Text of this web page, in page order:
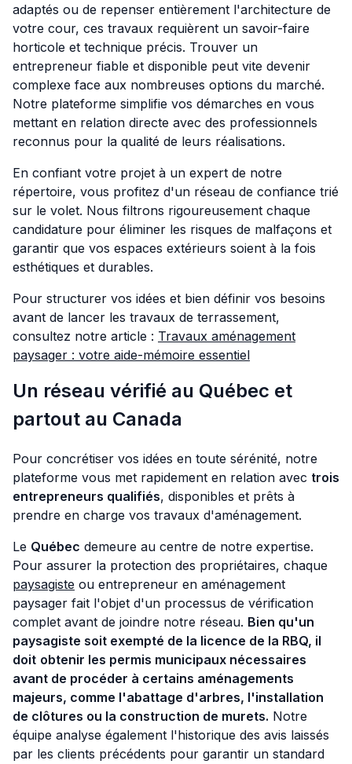
adaptés ou de repenser entièrement l'architecture de
votre cour, ces travaux requièrent un savoir-faire
horticole et technique précis. Trouver un
entrepreneur fiable et disponible peut vite devenir
complexe face aux nombreuses options du marché.
Notre plateforme simplifie vos démarches en vous
mettant en relation directe avec des professionnels
reconnus pour la qualité de leurs réalisations.
En confiant votre projet à un expert de notre
répertoire, vous profitez d'un réseau de confiance trié
sur le volet. Nous filtrons rigoureusement chaque
candidature pour éliminer les risques de malfaçons et
garantir que vos espaces extérieurs soient à la fois
esthétiques et durables.
Pour structurer vos idées et bien définir vos besoins
avant de lancer les travaux de terrassement,
consultez notre article : Travaux aménagement
paysager : votre aide-mémoire essentiel
Un réseau vérifié au Québec et
partout au Canada
Pour concrétiser vos idées en toute sérénité, notre
plateforme vous met rapidement en relation avec trois
entrepreneurs qualifiés, disponibles et prêts à
prendre en charge vos travaux d'aménagement.
Le Québec demeure au centre de notre expertise.
Pour assurer la protection des propriétaires, chaque
paysagiste ou entrepreneur en aménagement
paysager fait l'objet d'un processus de vérification
complet avant de joindre notre réseau. Bien qu'un
paysagiste soit exempté de la licence de la RBQ, il
doit obtenir les permis municipaux nécessaires
avant de procéder à certains aménagements
majeurs, comme l'abattage d'arbres, l'installation
de clôtures ou la construction de murets. Notre
équipe analyse également l'historique des avis laissés
par les clients précédents pour garantir un standard